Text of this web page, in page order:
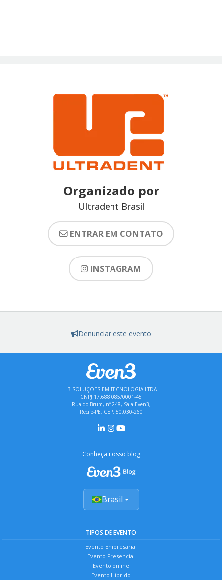
Organizado por
Ultradent Brasil
ENTRAR EM CONTATO
INSTAGRAM
Denunciar este evento
L3 SOLUÇÕES EM TECNOLOGIA LTDA
CNPJ 17.688.085/0001-45
Rua do Brum, nº 248, Sala Even3,
Recife-PE, CEP: 50.030-260
Conheça nosso blog
Brasil
TIPOS DE EVENTO
Evento Empresarial
Evento Presencial
Evento online
Evento Híbrido